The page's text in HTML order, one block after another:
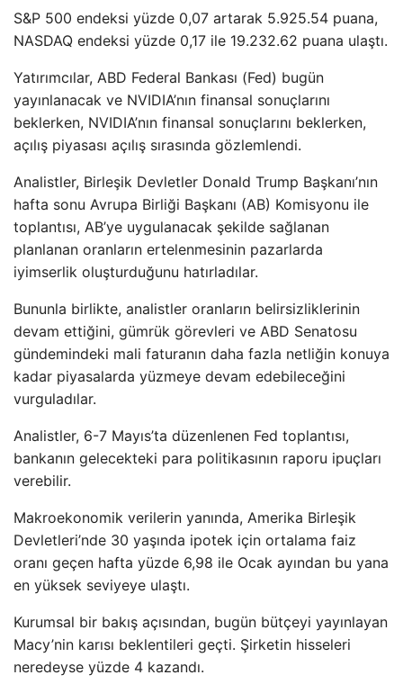
S&P 500 endeksi yüzde 0,07 artarak 5.925.54 puana,
NASDAQ endeksi yüzde 0,17 ile 19.232.62 puana ulaştı.
Yatırımcılar, ABD Federal Bankası (Fed) bugün
yayınlanacak ve NVIDIA’nın finansal sonuçlarını
beklerken, NVIDIA’nın finansal sonuçlarını beklerken,
açılış piyasası açılış sırasında gözlemlendi.
Analistler, Birleşik Devletler Donald Trump Başkanı’nın
hafta sonu Avrupa Birliği Başkanı (AB) Komisyonu ile
toplantısı, AB’ye uygulanacak şekilde sağlanan
planlanan oranların ertelenmesinin pazarlarda
iyimserlik oluşturduğunu hatırladılar.
Bununla birlikte, analistler oranların belirsizliklerinin
devam ettiğini, gümrük görevleri ve ABD Senatosu
gündemindeki mali faturanın daha fazla netliğin konuya
kadar piyasalarda yüzmeye devam edebileceğini
vurguladılar.
Analistler, 6-7 Mayıs’ta düzenlenen Fed toplantısı,
bankanın gelecekteki para politikasının raporu ipuçları
verebilir.
Makroekonomik verilerin yanında, Amerika Birleşik
Devletleri’nde 30 yaşında ipotek için ortalama faiz
oranı geçen hafta yüzde 6,98 ile Ocak ayından bu yana
en yüksek seviyeye ulaştı.
Kurumsal bir bakış açısından, bugün bütçeyi yayınlayan
Macy’nin karısı beklentileri geçti. Şirketin hisseleri
neredeyse yüzde 4 kazandı.